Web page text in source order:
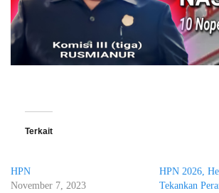
Terkait
HPN
November 7, 2023
HPN 2026,
Tekankan